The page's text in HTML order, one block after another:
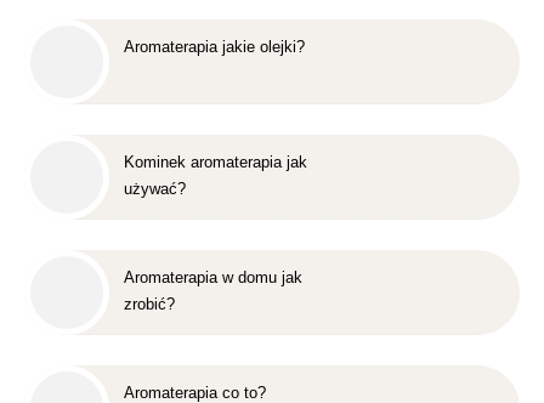
Aromaterapia jakie olejki?
Kominek aromaterapia jak
używać?
Aromaterapia w domu jak
zrobić?
Aromaterapia co to?